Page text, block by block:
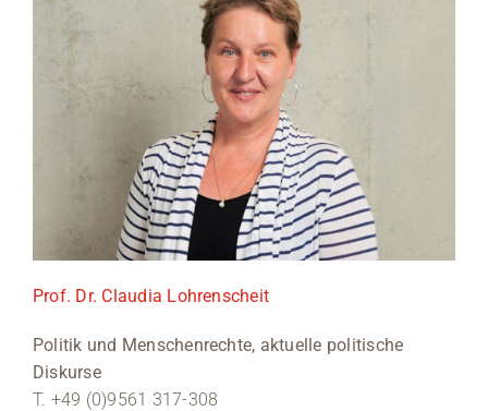
Prof. Dr. Claudia Lohrenscheit
Politik und Menschenrechte, aktuelle politische
Diskurse
T. +49 (0)9561 317-308